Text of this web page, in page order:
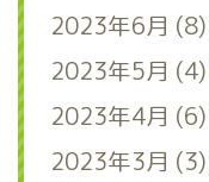
2023年6月 (8)
2023年5月 (4)
2023年4月 (6)
2023年3月 (3)